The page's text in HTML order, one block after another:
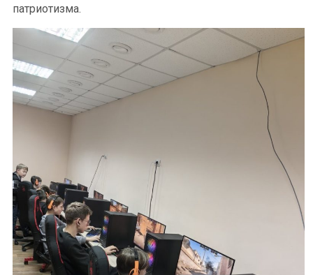
патриотизма.